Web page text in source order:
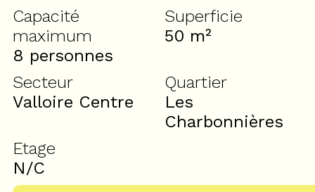
Capacité
maximum
8 personnes
Superficie
50 m²
Secteur
Valloire Centre
Quartier
Les
Charbonnières
Etage
N/C